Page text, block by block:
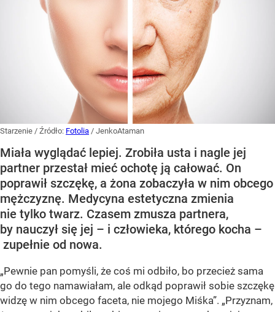
Starzenie / Źródło: Fotolia / JenkoAtaman
Miała wyglądać lepiej. Zrobiła usta i nagle jej
partner przestał mieć ochotę ją całować. On
poprawił szczękę, a żona zobaczyła w nim obcego
mężczyznę. Medycyna estetyczna zmienia
nie tylko twarz. Czasem zmusza partnera,
by nauczył się jej – i człowieka, którego kocha –
zupełnie od nowa.
„Pewnie pan pomyśli, że coś mi odbiło, bo przecież sama
go do tego namawiałam, ale odkąd poprawił sobie szczękę
widzę w nim obcego faceta, nie mojego Miśka”. „Przyznam,